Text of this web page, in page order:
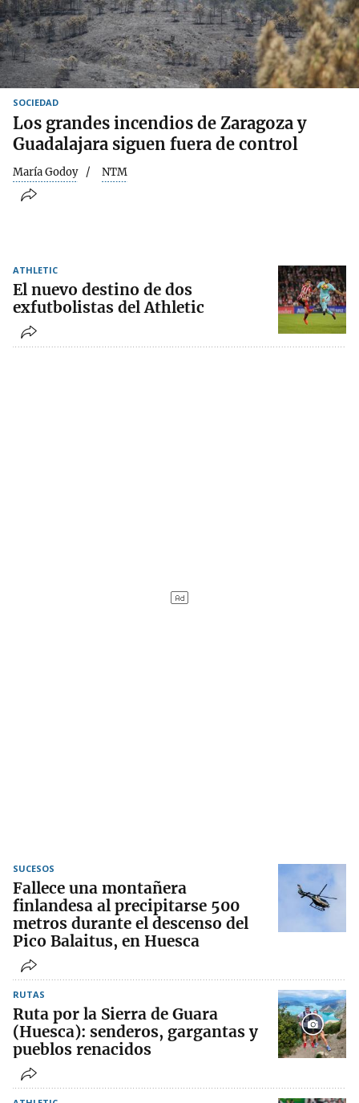
SOCIEDAD
Los grandes incendios de Zaragoza y
Guadalajara siguen fuera de control
María Godoy NTM
ATHLETIC
El nuevo destino de dos
exfutbolistas del Athletic
SUCESOS
Fallece una montañera
finlandesa al precipitarse 500
metros durante el descenso del
Pico Balaitus, en Huesca
RUTAS
Ruta por la Sierra de Guara
(Huesca): senderos, gargantas y
pueblos renacidos